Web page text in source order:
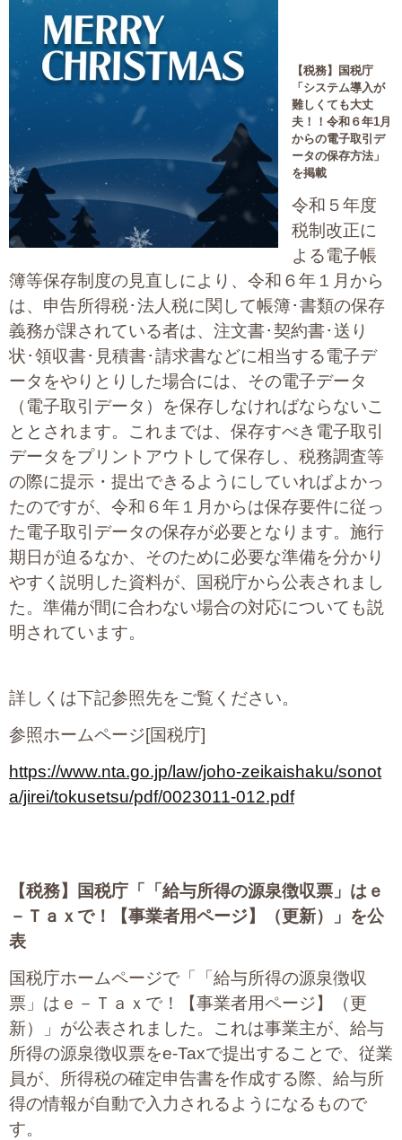
【税務】
国税庁
「システム導入が
難しくても大丈
夫！！令和６年1月
からの電子取引デ
ータの保存方法」
を掲載
令和５年度
税制改正に
よる電子帳
簿等保存制度の見直しにより、令和６年１月から
は、申告所得税･法人税に関して帳簿･書類の保存
義務が課されている者は、注文書･契約書･送り
状･領収書･見積書･請求書などに相当する電子デ
ータをやりとりした場合には、その電子データ
（電子取引データ）を保存しなければならないこ
ととされます。これまでは、保存すべき電子取引
データをプリントアウトして保存し、税務調査等
の際に提示・提出できるようにしていればよかっ
たのですが、令和６年１月からは保存要件に従っ
た電子取引データの保存が必要となります。施行
期日が迫るなか、そのために必要な準備を分かり
やすく説明した資料が、国税庁から公表されまし
た。準備が間に合わない場合の対応についても説
明されています。
詳しくは下記参照先をご覧ください。
参照ホームページ[国税庁]
https://www.nta.go.jp/law/joho-zeikaishaku/sonot
a/jirei/tokusetsu/pdf/0023011-012.pdf
【税務】
国税庁「「給与所得の源泉徴収票」はｅ
－Ｔａｘで！【事業者用ページ】（更新）」を公
表
国税庁ホームページで「「給与所得の源泉徴収
票」はｅ－Ｔａｘで！【事業者用ページ】（更
新）」が公表されました。これは事業主が、給与
所得の源泉徴収票をe-Taxで提出することで、従業
員が、所得税の確定申告書を作成する際、給与所
得の情報が自動で入力されるようになるもので
す。
お客様の声
よくあるご質問
採用情報・パートナー募集
新着情報
お問い合わせ
プライバシーポリシー
06-6889-6018
営業時間: 9：00～18：009：00～18：00